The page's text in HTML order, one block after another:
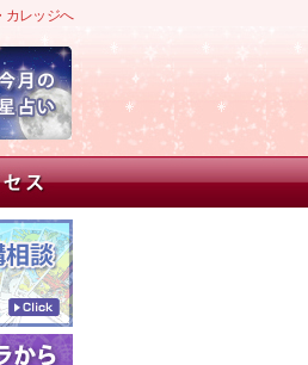
カレッジへ